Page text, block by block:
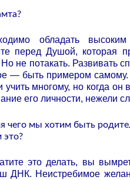
обладать
перед Душой,
не потакать. Развивать
— быть примером самому.
многому, но когда
его личности, нежели
чего мы хотим быть
это?
это делать, вы
ДНК. Неистребимое